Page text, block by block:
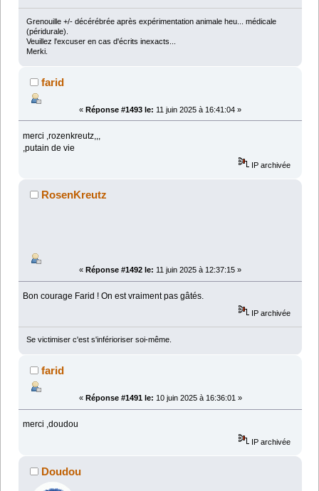
Grenouille +/- décérébrée après expérimentation animale heu... médicale
(péridurale).
Veuillez l'excuser en cas d'écrits inexacts...
Merki.
farid
« Réponse #1493 le: 11 juin 2025 à 16:41:04 »
merci ,rozenkreutz,,,
,putain de vie
IP archivée
RosenKreutz
« Réponse #1492 le: 11 juin 2025 à 12:37:15 »
Bon courage Farid ! On est vraiment pas gâtés.
IP archivée
Se victimiser c'est s'inférioriser soi-même.
farid
« Réponse #1491 le: 10 juin 2025 à 16:36:01 »
merci ,doudou
IP archivée
Doudou